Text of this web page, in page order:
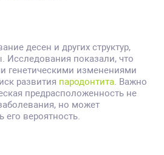
десен и других структур,
Исследования показали, что
генетическими изменениями
развития пародонтита. Важно
предрасположенность не
но может
его вероятность.